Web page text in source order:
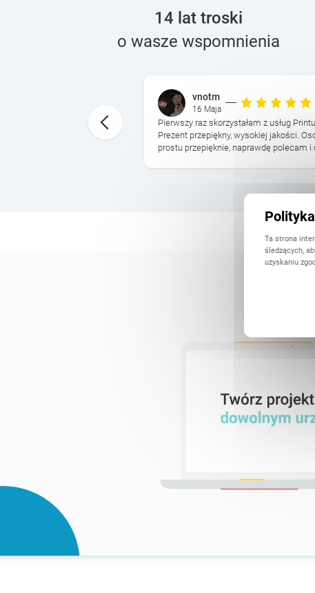
14 lat troski
o wasze wspomnienia
vnotm
16 Maja
Pierwszy raz skorzystałam z usług
Prezent przepiękny, wysokiej jakości.
prostu przepięknie, naprawdę polecam i
Ta strona
śledzących,
uzyskaniu